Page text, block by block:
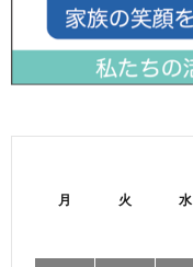
月 火 水